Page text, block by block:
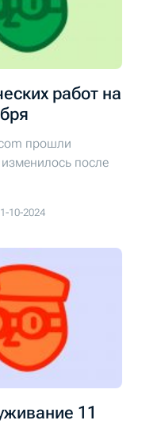
работ на
прошли
после
10-2024
11